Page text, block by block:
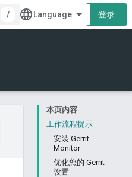
/
登录
本页内容
工作流程提示
安装 Gerrit
Monitor
优化您的 Gerrit
设置